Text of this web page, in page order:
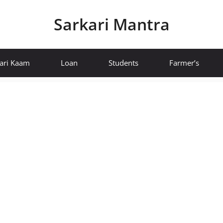
Sarkari Mantra
Kaam Loan Students Farmer’s